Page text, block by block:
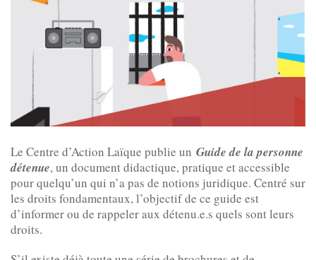
Le Centre d’Action Laïque publie un Guide de la personne
détenue, un document didactique, pratique et accessible
pour quelqu’un qui n’a pas de notions juridique. Centré sur
les droits fondamentaux, l’objectif de ce guide est
d’informer ou de rappeler aux détenu.e.s quels sont leurs
droits.